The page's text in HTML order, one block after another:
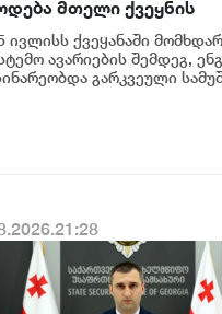
მთელი ქვეყნის
აღდგება -
ივლისს ქვეყანაში
ავარიების შემდეგ,
გარკვეული